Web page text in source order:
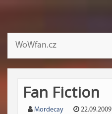
WoWfan.cz
Fan Fiction
Mordecay 22.09.2009